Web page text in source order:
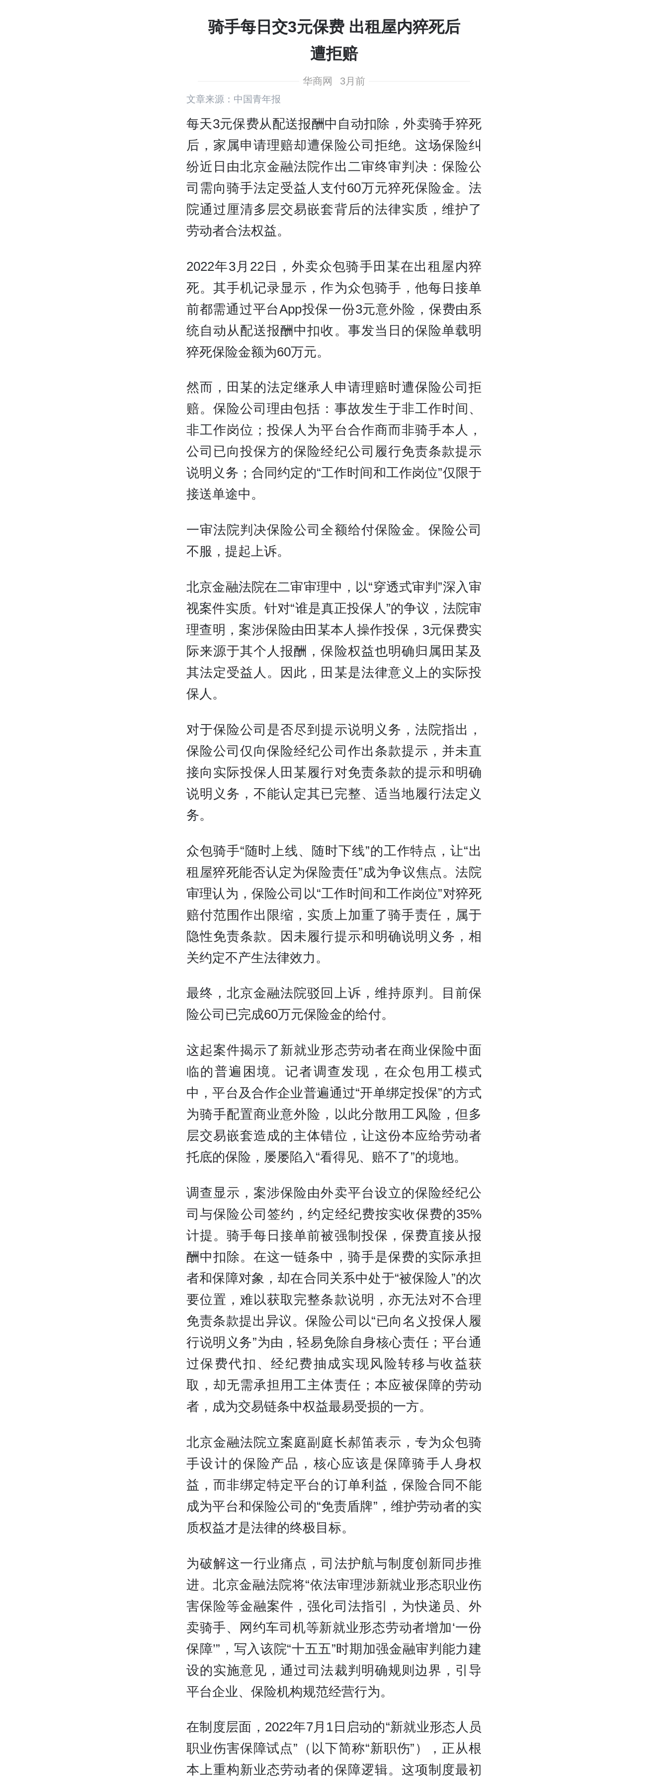
骑手每日交3元保费 出租屋内猝死后
遭拒赔
华商网 3月前
文章来源：中国青年报
每天3元保费从配送报酬中自动扣除，外卖骑手猝死
后，家属申请理赔却遭保险公司拒绝。这场保险纠
纷近日由北京金融法院作出二审终审判决：保险公
司需向骑手法定受益人支付60万元猝死保险金。法
院通过厘清多层交易嵌套背后的法律实质，维护了
劳动者合法权益。
2022年3月22日，外卖众包骑手田某在出租屋内猝
死。其手机记录显示，作为众包骑手，他每日接单
前都需通过平台App投保一份3元意外险，保费由系
统自动从配送报酬中扣收。事发当日的保险单载明
猝死保险金额为60万元。
然而，田某的法定继承人申请理赔时遭保险公司拒
赔。保险公司理由包括：事故发生于非工作时间、
非工作岗位；投保人为平台合作商而非骑手本人，
公司已向投保方的保险经纪公司履行免责条款提示
说明义务；合同约定的“工作时间和工作岗位”仅限于
接送单途中。
一审法院判决保险公司全额给付保险金。保险公司
不服，提起上诉。
北京金融法院在二审审理中，以“穿透式审判”深入审
视案件实质。针对“谁是真正投保人”的争议，法院审
理查明，案涉保险由田某本人操作投保，3元保费实
际来源于其个人报酬，保险权益也明确归属田某及
其法定受益人。因此，田某是法律意义上的实际投
保人。
对于保险公司是否尽到提示说明义务，法院指出，
保险公司仅向保险经纪公司作出条款提示，并未直
接向实际投保人田某履行对免责条款的提示和明确
说明义务，不能认定其已完整、适当地履行法定义
务。
众包骑手“随时上线、随时下线”的工作特点，让“出
租屋猝死能否认定为保险责任”成为争议焦点。法院
审理认为，保险公司以“工作时间和工作岗位”对猝死
赔付范围作出限缩，实质上加重了骑手责任，属于
隐性免责条款。因未履行提示和明确说明义务，相
关约定不产生法律效力。
最终，北京金融法院驳回上诉，维持原判。目前保
险公司已完成60万元保险金的给付。
这起案件揭示了新就业形态劳动者在商业保险中面
临的普遍困境。记者调查发现，在众包用工模式
中，平台及合作企业普遍通过“开单绑定投保”的方式
为骑手配置商业意外险，以此分散用工风险，但多
层交易嵌套造成的主体错位，让这份本应给劳动者
托底的保险，屡屡陷入“看得见、赔不了”的境地。
调查显示，案涉保险由外卖平台设立的保险经纪公
司与保险公司签约，约定经纪费按实收保费的35%
计提。骑手每日接单前被强制投保，保费直接从报
酬中扣除。在这一链条中，骑手是保费的实际承担
者和保障对象，却在合同关系中处于“被保险人”的次
要位置，难以获取完整条款说明，亦无法对不合理
免责条款提出异议。保险公司以“已向名义投保人履
行说明义务”为由，轻易免除自身核心责任；平台通
过保费代扣、经纪费抽成实现风险转移与收益获
取，却无需承担用工主体责任；本应被保障的劳动
者，成为交易链条中权益最易受损的一方。
北京金融法院立案庭副庭长郝笛表示，专为众包骑
手设计的保险产品，核心应该是保障骑手人身权
益，而非绑定特定平台的订单利益，保险合同不能
成为平台和保险公司的“免责盾牌”，维护劳动者的实
质权益才是法律的终极目标。
为破解这一行业痛点，司法护航与制度创新同步推
进。北京金融法院将“依法审理涉新就业形态职业伤
害保险等金融案件，强化司法指引，为快递员、外
卖骑手、网约车司机等新就业形态劳动者增加‘一份
保障’”，写入该院“十五五”时期加强金融审判能力建
设的实施意见，通过司法裁判明确规则边界，引导
平台企业、保险机构规范经营行为。
在制度层面，2022年7月1日启动的“新就业形态人员
职业伤害保障试点”（以下简称“新职伤”），正从根
本上重构新业态劳动者的保障逻辑。这项制度最初